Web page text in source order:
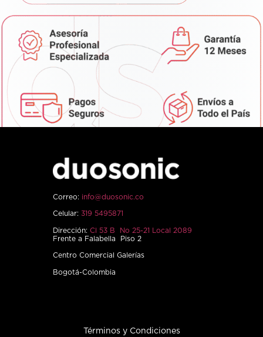
Correo: info@duosonic.co
Celular: 319 5495871
Dirección: Cl 53 B No 25-21 Local 2089
Frente a Falabella Piso 2
Centro Comercial Galerías
Bogotá-Colombia
Términos y Condiciones